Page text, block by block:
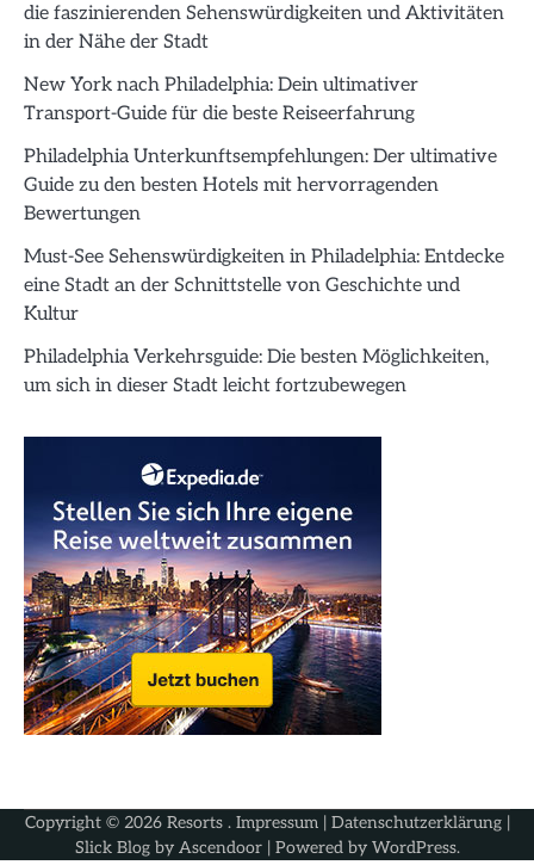
die faszinierenden Sehenswürdigkeiten und Aktivitäten
in der Nähe der Stadt
New York nach Philadelphia: Dein ultimativer
Transport-Guide für die beste Reiseerfahrung
Philadelphia Unterkunftsempfehlungen: Der ultimative
Guide zu den besten Hotels mit hervorragenden
Bewertungen
Must-See Sehenswürdigkeiten in Philadelphia: Entdecke
eine Stadt an der Schnittstelle von Geschichte und
Kultur
Philadelphia Verkehrsguide: Die besten Möglichkeiten,
um sich in dieser Stadt leicht fortzubewegen
Copyright © 2026 Resorts. Impressum| Datenschutzerklärung|
Slick Blog by Ascendoor| Powered by WordPress.